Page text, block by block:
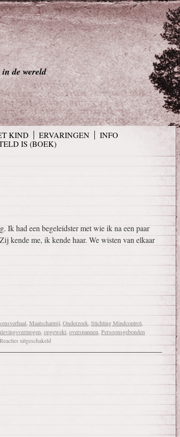
de wereld
KIND ERVARINGEN
INFO
IS (BOEK)
Ik had een begeleidster met wie ik na een paar
kende me, ik kende haar. We wisten van elkaar
Maatschappij Onderzoek Stichting Mindcontrol
opgewekt overspannen Persoonsgebonden
Reacties uitgeschakeld